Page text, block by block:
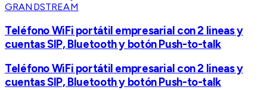
GRANDSTREAM
Teléfono WiFi portátil empresarial con 2 lineas y
cuentas SIP, Bluetooth y botón Push-to-talk
Teléfono WiFi portátil empresarial con 2 lineas y
cuentas SIP, Bluetooth y botón Push-to-talk